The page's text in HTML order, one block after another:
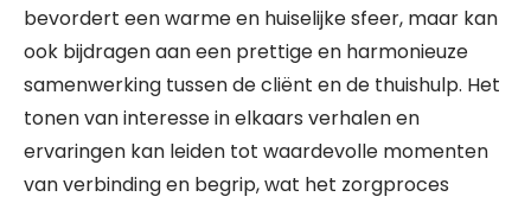
bevordert een warme en huiselijke sfeer, maar kan
ook bijdragen aan een prettige en harmonieuze
samenwerking tussen de cliënt en de thuishulp. Het
tonen van interesse in elkaars verhalen en
ervaringen kan leiden tot waardevolle momenten
van verbinding en begrip, wat het zorgproces